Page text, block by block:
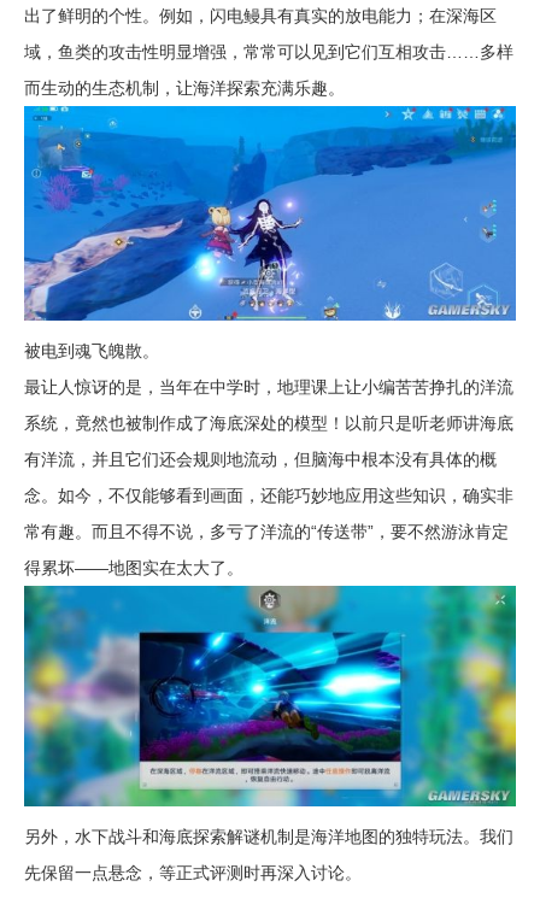
出了鲜明的个性。例如，闪电鳗具有真实的放电能力；在深海区
域，鱼类的攻击性明显增强，常常可以见到它们互相攻击……多样
而生动的生态机制，让海洋探索充满乐趣。
被电到魂飞魄散。
最让人惊讶的是，当年在中学时，地理课上让小编苦苦挣扎的洋流
系统，竟然也被制作成了海底深处的模型！以前只是听老师讲海底
有洋流，并且它们还会规则地流动，但脑海中根本没有具体的概
念。如今，不仅能够看到画面，还能巧妙地应用这些知识，确实非
常有趣。而且不得不说，多亏了洋流的“传送带”，要不然游泳肯定
得累坏——地图实在太大了。
另外，水下战斗和海底探索解谜机制是海洋地图的独特玩法。我们
先保留一点悬念，等正式评测时再深入讨论。